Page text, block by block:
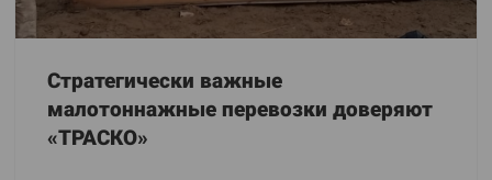
Стратегически важные
малотоннажные перевозки доверяют
«ТРАСКО»